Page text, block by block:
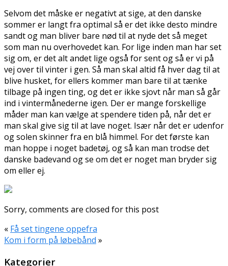
Selvom det måske er negativt at sige, at den danske
sommer er langt fra optimal så er det ikke desto mindre
sandt og man bliver bare nød til at nyde det så meget
som man nu overhovedet kan. For lige inden man har set
sig om, er det alt andet lige også for sent og så er vi på
vej over til vinter i gen. Så man skal altid få hver dag til at
blive husket, for ellers kommer man bare til at tænke
tilbage på ingen ting, og det er ikke sjovt når man så går
ind i vintermånederne igen. Der er mange forskellige
måder man kan vælge at spendere tiden på, når det er
man skal give sig til at lave noget. Især når det er udenfor
og solen skinner fra en blå himmel. For det første kan
man hoppe i noget badetøj, og så kan man trodse det
danske badevand og se om det er noget man bryder sig
om eller ej.
Sorry, comments are closed for this post
« Få set tingene oppefra
Kom i form på løbebånd »
Kategorier